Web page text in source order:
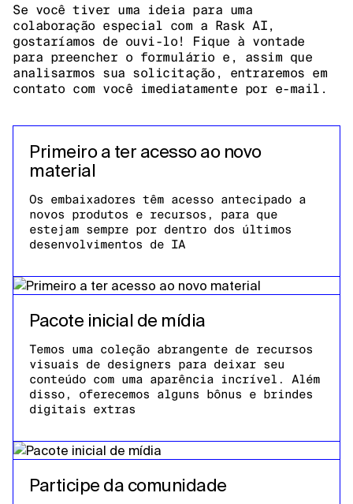
Se você tiver uma ideia para uma
colaboração especial com a Rask AI,
gostaríamos de ouvi-lo! Fique à vontade
para preencher o formulário e, assim que
analisarmos sua solicitação, entraremos em
contato com você imediatamente por e-mail.
Primeiro a ter acesso ao novo
material
Os embaixadores têm acesso antecipado a
novos produtos e recursos, para que
estejam sempre por dentro dos últimos
desenvolvimentos de IA
Pacote inicial de mídia
Temos uma coleção abrangente de recursos
visuais de designers para deixar seu
conteúdo com uma aparência incrível. Além
disso, oferecemos alguns bônus e brindes
digitais extras
Participe da comunidade